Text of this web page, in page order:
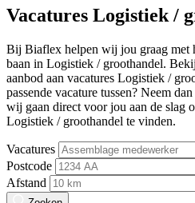
Vacatures Logistiek /
Bij Biaflex helpen wij jou graag met
baan in Logistiek / groothandel.
aanbod aan vacatures Logistiek /
passende vacature tussen? Neem
wij gaan direct voor jou aan de slag
Logistiek / groothandel te vinden.
Vacatures
Postcode
Afstand